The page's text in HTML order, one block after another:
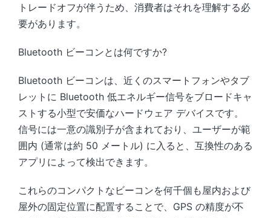
トレードオフが伴うため、消費者はそれを理解する必
要があります。
Bluetooth ビーコンとは何ですか?
Bluetooth ビーコンは、近くのスマートフォンやタブ
レットに Bluetooth 低エネルギー信号をブロードキャ
ストする小型で安価なハードウェア デバイスです。
信号には一意の識別子が含まれており、ユーザーが範
囲内 (通常は約 50 メートル) に入ると、互換性のある
アプリによって検出できます。
これらのコンパクトなビーコンを何千個も屋内および
屋外の固定位置に配置することで、GPS の精度が不